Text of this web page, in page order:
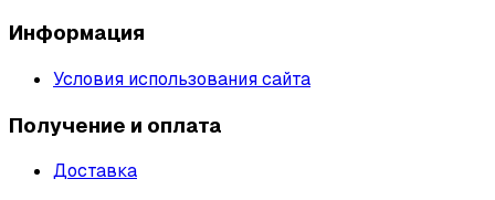
Информация
Условия использования сайта
Получение и оплата
Доставка